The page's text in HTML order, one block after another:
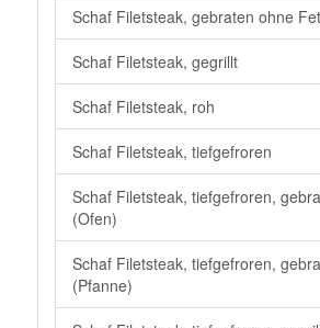
Schaf Filetsteak, gebraten ohne
Schaf Filetsteak, gegrillt
Schaf Filetsteak, roh
Schaf Filetsteak, tiefgefroren
Schaf Filetsteak, tiefgefroren,
(Ofen)
Schaf Filetsteak, tiefgefroren,
(Pfanne)